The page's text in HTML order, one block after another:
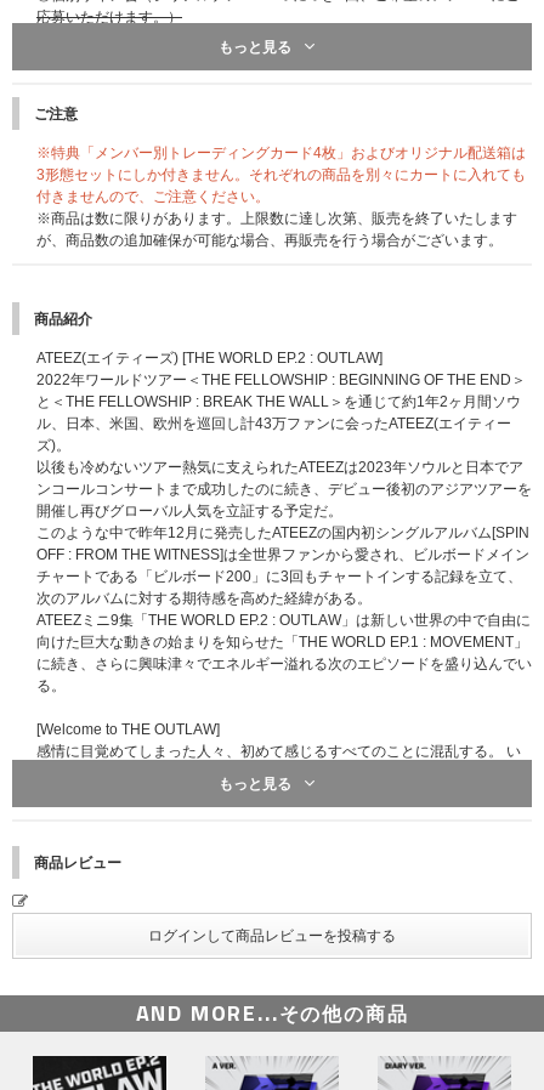
応募いただけます。）
②プレミアム団体サイン会（シリアルナンバー2つにつき1回ご応募いただ
す。）
■開催日時・開催会場
＜東京＞
2023年7月30日（日）、7月31日（月）
会場：TOC有明 20F WEST GOLD 20ホール
＜大阪＞
■応募期間
対象：プレミアム団体サイン会
応募期間：2023年6月20日（火）11:00～2023年6月27日（火）10:00まで
当落発表：2023年6月30日（金）20:00頃
【2回目】
対象：個別サイン会
応募期間：2023年6月20日（火）11:00～2023年7月3日（月）10:00まで
当落発表：2023年7月6日（木）20:00頃
【3回目】
対象：団体ハイタッチ会
応募期間：2023年6月20日（火）11:00～2023年7月10日（月）10:00まで
当落発表：2023年7月13日（木）20:00頃
応募抽選シリアル詳細はこちらをご確認ください。
もっと見る
ご注意
※特典「メンバー別トレーディングカード4枚」およびオリジナル配送箱は
3形態セットにしか付きません。それぞれの商品を別々にカートに入れても
付きませんので、ご注意ください。
※商品は数に限りがあります。上限数に達し次第、販売を終了いたします
が、商品数の追加確保が可能な場合、再販売を行う場合がございます。
商品紹介
ATEEZ(エイティーズ) [THE WORLD EP.2 : OUTLAW]
2022年ワールドツアー＜THE FELLOWSHIP : BEGINNING OF THE END＞
と＜THE FELLOWSHIP : BREAK THE WALL＞を通じて約1年2ヶ月間ソウ
ル、日本、米国、欧州を巡回し計43万ファンに会ったATEEZ(エイティー
ズ)。
以後も冷めないツアー熱気に支えられたATEEZは2023年ソウルと日本でア
ンコールコンサートまで成功したのに続き、デビュー後初のアジアツアーを
開催し再びグローバル人気を立証する予定だ。
このような中で昨年12月に発売したATEEZの国内初シングルアルバム[SPIN
OFF : FROM THE WITNESS]は全世界ファンから愛され、ビルボードメイン
チャートである「ビルボード200」に3回もチャートインする記録を立て、
次のアルバムに対する期待感を高めた経緯がある。
ATEEZミニ9集「THE WORLD EP.2 : OUTLAW」は新しい世界の中で自由に
向けた巨大な動きの始まりを知らせた「THE WORLD EP.1 : MOVEMENT」
に続き、さらに興味津々でエネルギー溢れる次のエピソードを盛り込んでい
る。
[Welcome to THE OUTLAW]
感情に目覚めてしまった人々、初めて感じるすべてのことに混乱する。 い
っそ知らなかった方がよかったのだろうか。 真実の素顔に向き合うのは時
敢に動く。
今日はまた何をするか見当がつかない彼らにとって、性別はもちろん出身、
位置、年齢、宗教、国は重要ではない。 心臓をときめかせる音楽さえあれ
私の中の私を目覚めさせるリズムが大きな波になり、狂った人たちと一緒に
縛られていたすべてを解きほぐすことを。
Want a different kind of spicy？
I can show you right now.
もっと見る
商品レビュー
AND MORE...その他の商品